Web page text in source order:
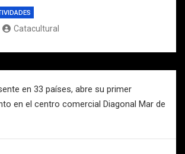
Catacultural
en 33 países, abre su primer
en el centro comercial Diagonal Mar de